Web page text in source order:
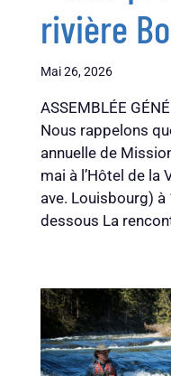
rivière
Mai 26, 2026
ASSEMBLÉE
Nous rappelons
annuelle de
mai à l’Hôtel de la
ave. Louisbourg)
dessous La